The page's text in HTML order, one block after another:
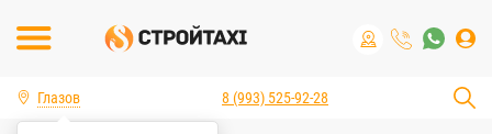
Глазов 8 (993) 525-92-28